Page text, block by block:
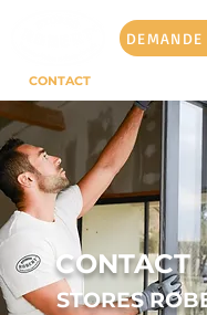
CONTACT
CONTACT
STORES